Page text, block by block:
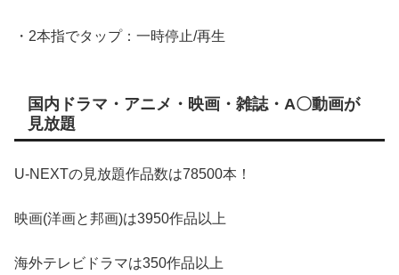
・2本指でタップ：一時停止/再生
国内ドラマ・アニメ・映画・雑誌・A〇動画が
見放題
U-NEXTの見放題作品数は78500本！
映画(洋画と邦画)は3950作品以上
海外テレビドラマは350作品以上